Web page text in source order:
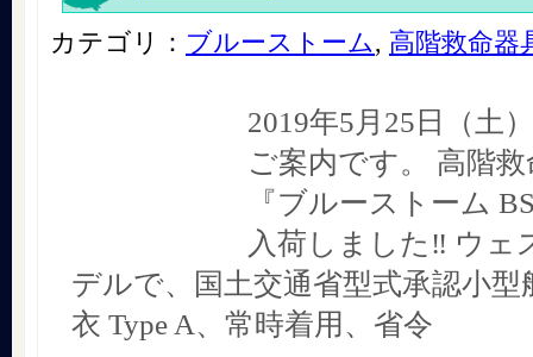
カテゴリ： ブルーストーム, 高階救命器
2019年5月25日（土
ご案内です。 高階
『ブルーストーム
入荷しました‼︎ ウェ
デルで、国土交通省型式承認小型
衣 Type A、常時着用、省令